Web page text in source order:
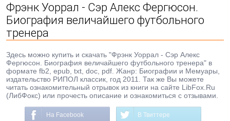
Фрэнк Уоррал - Сэр Алекс Фергюсон.
Биография величайшего футбольного
тренера
Здесь можно купить и скачать "Фрэнк Уоррал - Сэр Алекс
Фергюсон. Биография величайшего футбольного тренера" в
формате fb2, epub, txt, doc, pdf. Жанр: Биографии и Мемуары,
издательство РИПОЛ классик, год 2011. Так же Вы можете
читать ознакомительный отрывок из книги на сайте LibFox.Ru
(ЛибФокс) или прочесть описание и ознакомиться с отзывами.
На Facebook В Твиттере